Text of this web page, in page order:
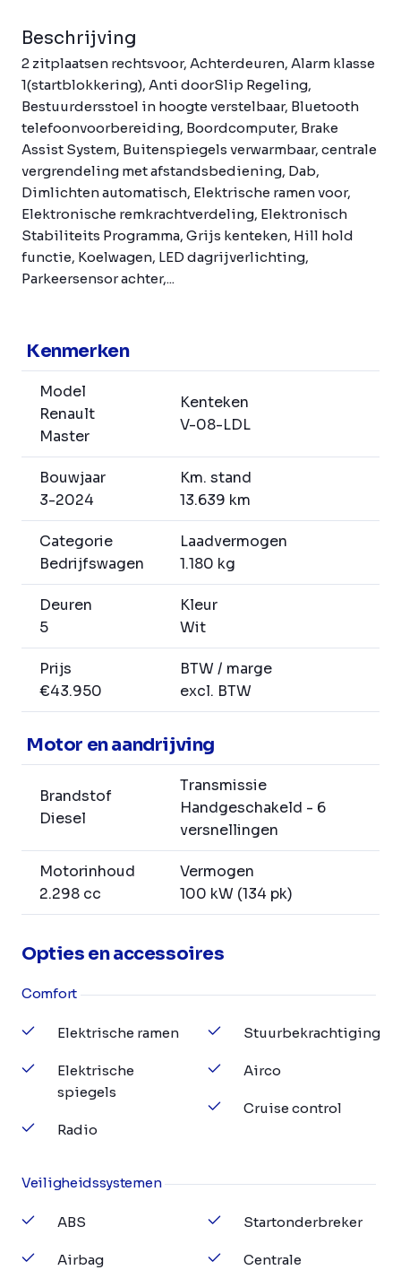
Beschrijving
2 zitplaatsen rechtsvoor, Achterdeuren, Alarm klasse
1(startblokkering), Anti doorSlip Regeling,
Bestuurdersstoel in hoogte verstelbaar, Bluetooth
telefoonvoorbereiding, Boordcomputer, Brake
Assist System, Buitenspiegels verwarmbaar, centrale
vergrendeling met afstandsbediening, Dab,
Dimlichten automatisch, Elektrische ramen voor,
Elektronische remkrachtverdeling, Elektronisch
Stabiliteits Programma, Grijs kenteken, Hill hold
functie, Koelwagen, LED dagrijverlichting,
Parkeersensor achter,...
Kenmerken
Model
Renault
Master
Kenteken
V-08-LDL
Bouwjaar
3-2024
Km. stand
13.639 km
Categorie
Bedrijfswagen
Laadvermogen
1.180 kg
Deuren
5
Kleur
Wit
Prijs
€43.950
BTW / marge
excl. BTW
Motor en aandrijving
Brandstof
Diesel
Transmissie
Handgeschakeld - 6
versnellingen
Motorinhoud
2.298 cc
Vermogen
100 kW (134 pk)
Opties en accessoires
Comfort
Elektrische ramen
Elektrische
spiegels
Radio
Stuurbekrachtiging
Airco
Cruise control
Veiligheidssystemen
ABS
Airbag
Startonderbreker
Centrale